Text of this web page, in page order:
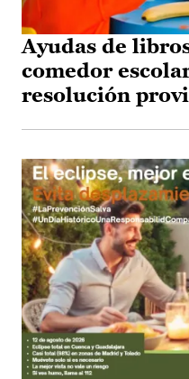
Ayudas de
comedor
resolución